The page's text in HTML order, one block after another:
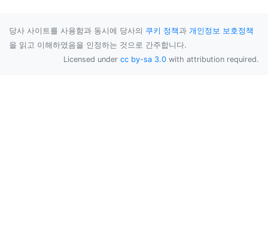
당사 사이트를 사용함과 동시에 당사의 쿠키 정책과 개인정보 보호정책
을 읽고 이해하였음을 인정하는 것으로 간주합니다.
Licensed under cc by-sa 3.0 with attribution required.